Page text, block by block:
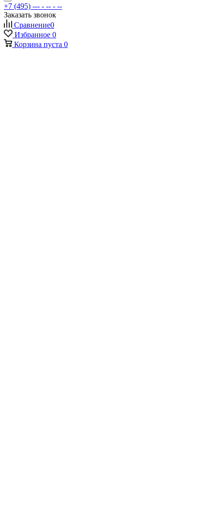
+7 (495) --- - -- - --
Заказать звонок
Сравнение0
Избранное 0
Корзина пуста 0